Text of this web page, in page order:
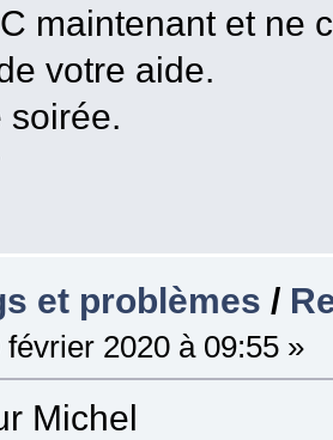
maintenant et ne
votre aide.
soirée.
et problèmes /
février 2020 à 09:55 »
Michel